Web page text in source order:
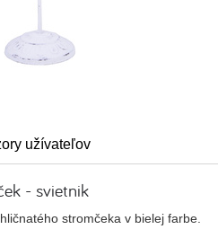
užívateľov
- svietnik
stromčeka v bielej farbe.